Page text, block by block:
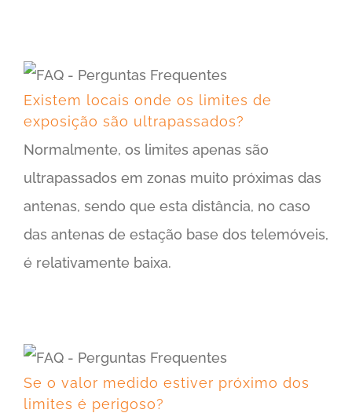
Existem locais onde os limites de
exposição são ultrapassados?
Normalmente, os limites apenas são
ultrapassados em zonas muito próximas das
antenas, sendo que esta distância, no caso
das antenas de estação base dos telemóveis,
é relativamente baixa.
Se o valor medido estiver próximo dos
limites é perigoso?